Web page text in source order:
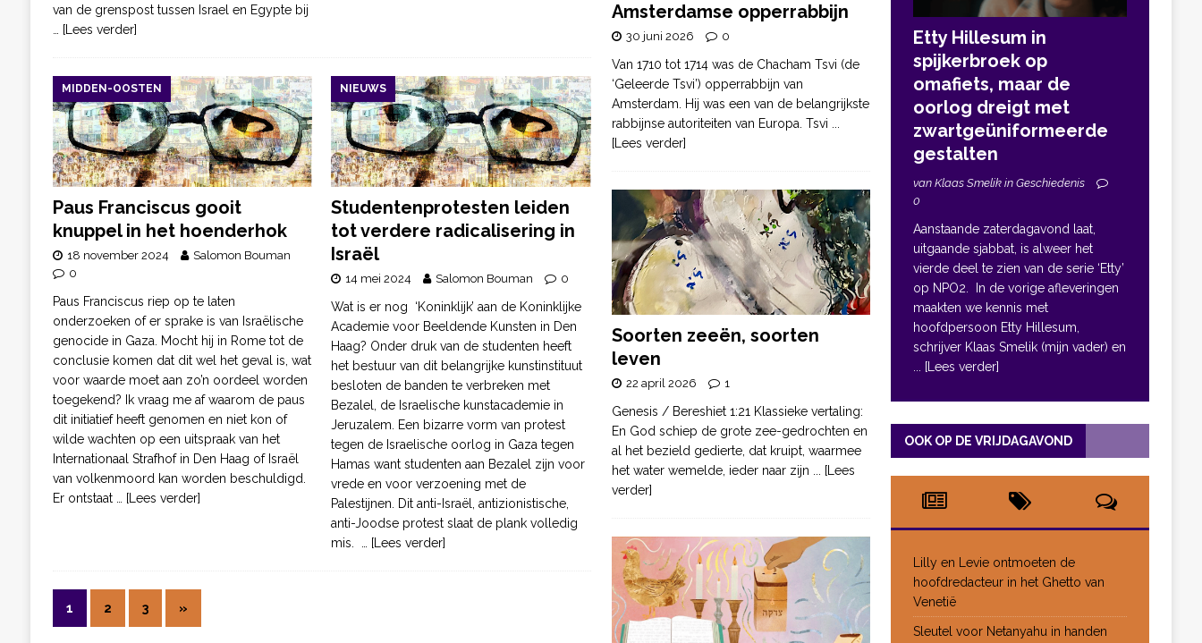
van de grenspost tussen Israel en Egypte bij
… [Lees verder]
MIDDEN-OOSTEN
Paus Franciscus gooit
knuppel in het hoenderhok
18 november 2024
Salomon Bouman
0
Paus Franciscus riep op te laten
onderzoeken of er sprake is van Israëlische
genocide in Gaza. Mocht hij in Rome tot de
conclusie komen dat dit wel het geval is, wat
voor waarde moet aan zo’n oordeel worden
toegekend? Ik vraag me af waarom de paus
dit initiatief heeft genomen en niet kon of
wilde wachten op een uitspraak van het
Internationaal Strafhof in Den Haag of Israël
van volkenmoord kan worden beschuldigd.
Er ontstaat
… [Lees verder]
NIEUWS
Studentenprotesten leiden
tot verdere radicalisering in
Israël
14 mei 2024 Salomon Bouman 0
Wat is er nog ‘Koninklijk’ aan de Koninklijke
Academie voor Beeldende Kunsten in Den
Haag? Onder druk van de studenten heeft
het bestuur van dit belangrijke kunstinstituut
besloten de banden te verbreken met
Bezalel, de Israelische kunstacademie in
Jeruzalem. Een bizarre vorm van protest
tegen de Israelische oorlog in Gaza tegen
Hamas want studenten aan Bezalel zijn voor
vrede en voor verzoening met de
Palestijnen. Dit anti-Israël, antizionistische,
anti-Joodse protest slaat de plank volledig
mis.
… [Lees verder]
1 2 3 »
Amsterdamse opperrabbijn
30 juni 2026 0
Van 1710 tot 1714 was de Chacham Tsvi (de
‘Geleerde Tsvi’) opperrabbijn van
Amsterdam. Hij was een van de belangrijkste
rabbijnse autoriteiten van Europa. Tsvi
[Lees verder]
Soorten zeeën, soorten
leven
22 april 2026 1
Genesis / Bereshiet 1:21 Klassieke vertaling:
En God schiep de grote zee-gedrochten en
al het bezield gedierte, dat kruipt, waarmee
het water wemelde, ieder naar zijn ... [Lees
verder]
Etty Hillesum in
spijkerbroek op
omafiets, maar de
oorlog dreigt met
zwartgeüniformeerde
gestalten
van Klaas Smelik in Geschiedenis
0
Aanstaande zaterdagavond laat,
uitgaande sjabbat, is alweer het
vierde deel te zien van de serie ‘Etty’
op NPO2. In de vorige afleveringen
maakten we kennis met
hoofdpersoon Etty Hillesum,
schrijver Klaas Smelik (mijn vader) en
... [Lees verder]
OOK OP DE VRIJDAGAVOND
Lilly en Levie ontmoeten de
hoofdredacteur in het Ghetto van
Venetië
Sleutel voor Netanyahu in handen